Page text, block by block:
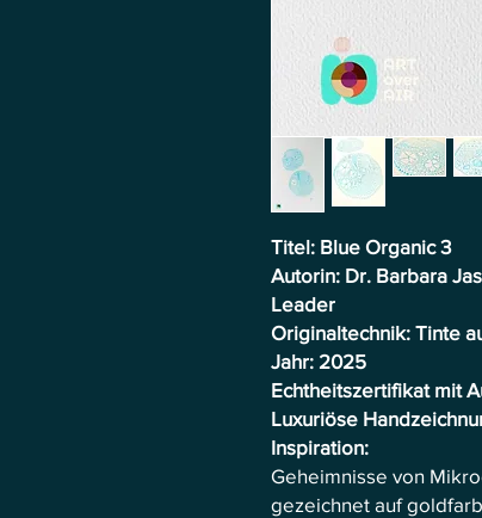
Titel: Blue Organic 3
Autorin: Dr. Barbara
Leader
Originaltechnik: Tinte
Jahr: 2025
Echtheitszertifikat mit
Luxuriöse
Inspiration:
Geheimnisse von
gezeichnet auf